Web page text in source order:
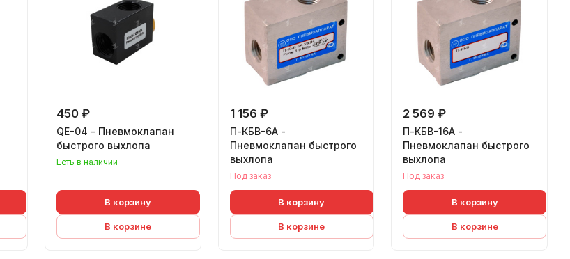
450 ₽
QE-04 - Пневмоклапан
быстрого выхлопа
Есть в наличии
В корзину
В корзине
1 156 ₽
П-КБВ-6А -
Пневмоклапан быстрого
выхлопа
Под заказ
В корзину
В корзине
2 569 ₽
П-КБВ-16А -
Пневмоклапан быстрого
выхлопа
Под заказ
В корзину
В корзине